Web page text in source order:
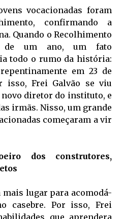
vocacionadas foram
confirmando a
Quando o Recolhimento
de um ano, um fato
todo o rumo da história:
em 23 de
isso, Frei Galvão se viu
diretor do instituto, e
irmãs. Nisso, um grande
começaram a vir
dos construtores,
mais lugar para acomodá-
casebre. Por isso, Frei
que aprendera